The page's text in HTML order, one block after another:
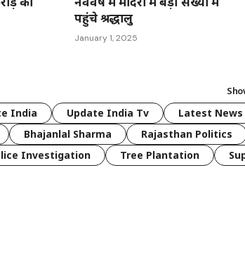
पहुंचे श्रद्धालु
January 1, 2025
India Update India Tv Latest News
Bhajanlal Sharma Rajasthan Politics
Investigation Tree Plantation